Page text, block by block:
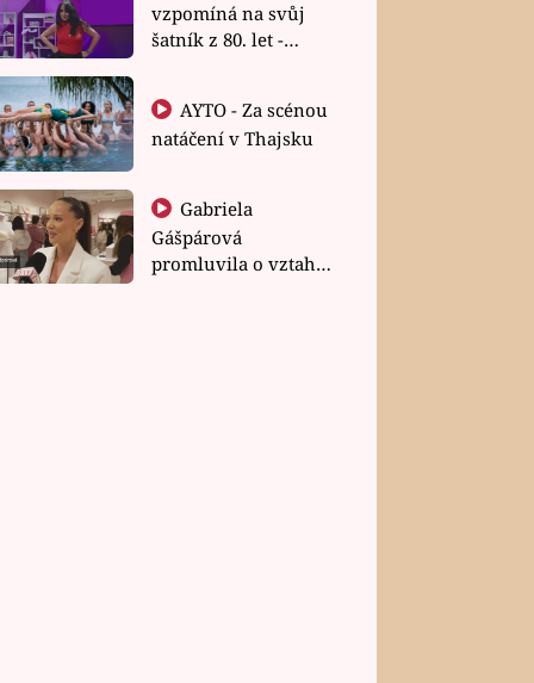
vzpomíná na svůj
šatník z 80. let -
natáčení v Thajsku
Gabriela
Gášpárová
promluvila o vztahu